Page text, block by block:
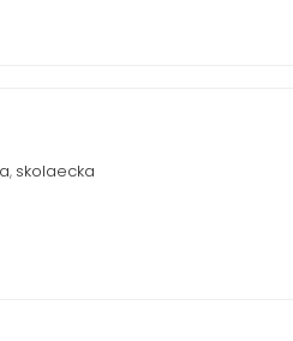
, skolaecka